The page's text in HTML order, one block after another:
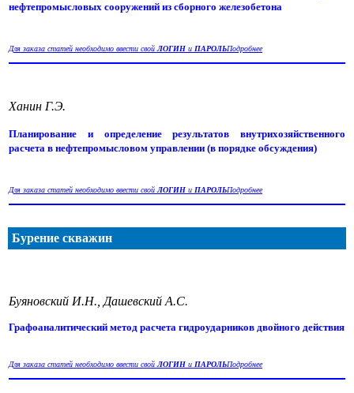
нефтепромысловых сооружений из сборного железобетона
Для заказа статей необходимо ввести свойЛОГИН и ПАРОЛЬПодробнее
Ханин Г.Э.
Планирование и определение результатов внутрихозяйственного
расчета в нефтепромысловом управлении (в порядке обсуждения)
Для заказа статей необходимо ввести свойЛОГИН и ПАРОЛЬПодробнее
Бурение скважин
Буяновский И.Н., Дашевский А.С.
Графоаналитический метод расчета гидроударников двойного действия
Для заказа статей необходимо ввести свойЛОГИН и ПАРОЛЬПодробнее